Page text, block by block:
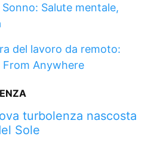
Salute mentale,
del lavoro da remoto:
From Anywhere
turbolenza nascosta
Sole